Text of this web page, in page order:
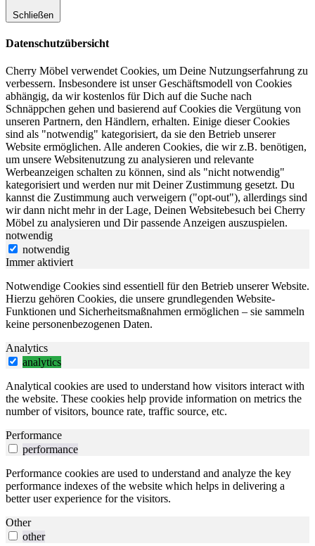
Schließen
Datenschutzübersicht
Cherry Möbel verwendet Cookies, um Deine Nutzungserfahrung zu
verbessern. Insbesondere ist unser Geschäftsmodell von Cookies
abhängig, da wir kostenlos für Dich auf die Suche nach
Schnäppchen gehen und basierend auf Cookies die Vergütung von
unseren Partnern, den Händlern, erhalten. Einige dieser Cookies
sind als "notwendig" kategorisiert, da sie den Betrieb unserer
Website ermöglichen. Alle anderen Cookies, die wir z.B. benötigen,
um unsere Websitenutzung zu analysieren und relevante
Werbeanzeigen schalten zu können, sind als "nicht notwendig"
kategorisiert und werden nur mit Deiner Zustimmung gesetzt. Du
kannst die Zustimmung auch verweigern ("opt-out"), allerdings sind
wir dann nicht mehr in der Lage, Deinen Websitebesuch bei Cherry
Möbel zu analysieren und Dir passende Anzeigen auszuspielen.
notwendig
notwendig
Immer aktiviert
Notwendige Cookies sind essentiell für den Betrieb unserer Website.
Hierzu gehören Cookies, die unsere grundlegenden Website-
Funktionen und Sicherheitsmaßnahmen ermöglichen – sie sammeln
keine personenbezogenen Daten.
Analytics
analytics
Analytical cookies are used to understand how visitors interact with
the website. These cookies help provide information on metrics the
number of visitors, bounce rate, traffic source, etc.
Performance
performance
Performance cookies are used to understand and analyze the key
performance indexes of the website which helps in delivering a
better user experience for the visitors.
Other
other